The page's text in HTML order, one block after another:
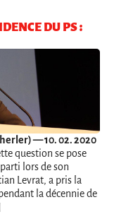
DU PS :
— 10. 02. 2020
question se pose
lors de son
Levrat, a pris la
la décennie de